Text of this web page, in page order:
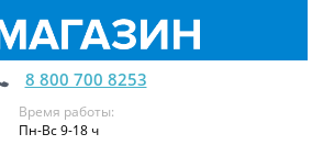
8 800 700 8253
Время работы:
Пн-Вс 9-18 ч